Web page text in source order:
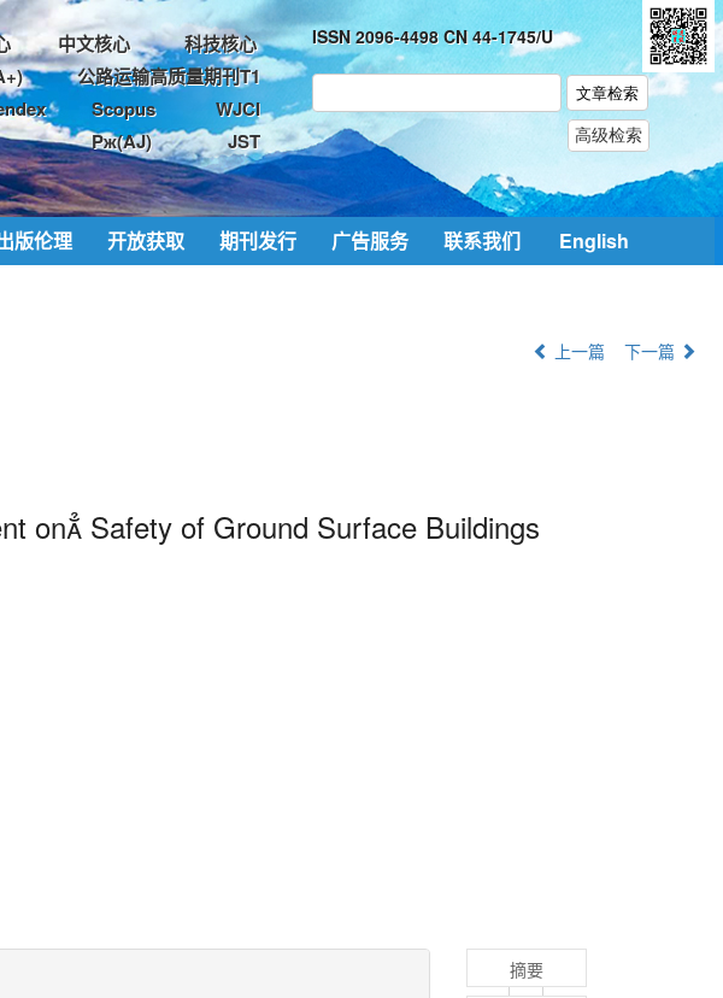
中文核心
科技核心
公路运输高质量期刊T1
Scopus
WJCI
Pж(AJ) JST
ISSN 2096-4498 CN 44-1745/U
版伦理 开放获取 期刊发行 广告服务 联系我们 English
上一篇 下一篇
on Safety of Ground Surface Buildings
摘要